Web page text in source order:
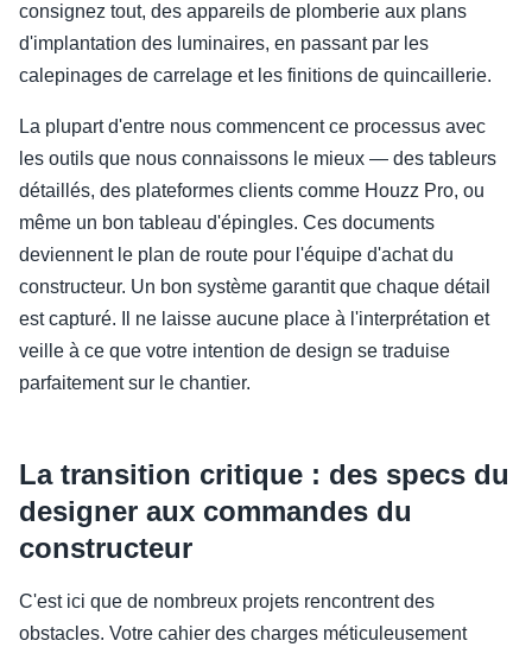
consignez tout, des appareils de plomberie aux plans
d'implantation des luminaires, en passant par les
calepinages de carrelage et les finitions de quincaillerie.
La plupart d'entre nous commencent ce processus avec
les outils que nous connaissons le mieux — des tableurs
détaillés, des plateformes clients comme Houzz Pro, ou
même un bon tableau d'épingles. Ces documents
deviennent le plan de route pour l'équipe d'achat du
constructeur. Un bon système garantit que chaque détail
est capturé. Il ne laisse aucune place à l'interprétation et
veille à ce que votre intention de design se traduise
parfaitement sur le chantier.
La transition critique : des specs du
designer aux commandes du
constructeur
C'est ici que de nombreux projets rencontrent des
obstacles. Votre cahier des charges méticuleusement